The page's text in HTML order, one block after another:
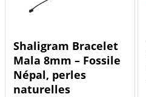
Shaligram Bracelet
Mala 8mm – Fossile
Népal, perles
naturelles